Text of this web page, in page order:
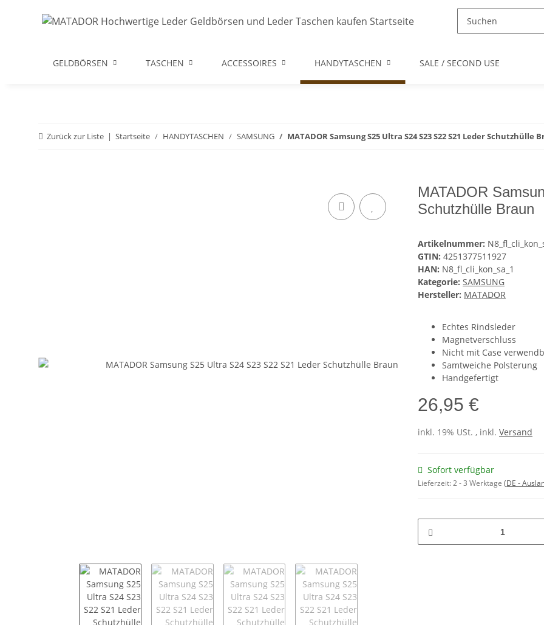
GELDBÖRSEN TASCHEN ACCESSOIRES HANDYTASCHEN SALE / SECOND USE
Zurück zur Liste Startseite HANDYTASCHEN SAMSUNG MATADOR Samsung S25 Ultra S24 S23 S22 S21 Leder Schutzhülle
MATADOR
Schutzhülle Braun
Artikelnummer:
GTIN: 4251377511927
HAN: N8_fl_cli_kon_sa_1
Kategorie: SAMSUNG
Hersteller: MATADOR
Echtes Rindsleder
Magnetverschluss
Nicht mit Case
Samtweiche Polsterung
Handgefertigt
26,95 €
inkl. 19% USt. , inkl. Versand
Sofort verfügbar
Lieferzeit:2 - 3 Werktage (DE -